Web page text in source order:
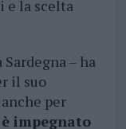
e la scelta
– ha
il suo
per
impegnato